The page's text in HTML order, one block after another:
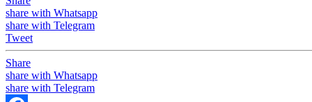
share with Whatsapp
share with Telegram
Tweet
Share
share with Whatsapp
share with Telegram